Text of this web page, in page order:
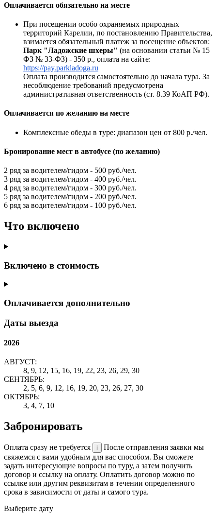
Оплачивается обязательно на месте
При посещении особо охраняемых природных
территорий Карелии, по постановлению Правительства,
взимается обязательный платеж за посещение объектов:
Парк "Ладожские шхеры" (на основании статьи № 15
ФЗ № 33-ФЗ) - 350 р., оплата на сайте:
https://pay.parkladoga.ru
Оплата производится самостоятельно до начала тура. За
несоблюдение требований предусмотрена
административная ответственность (ст. 8.39 КоАП РФ).
Оплачивается по желанию на месте
Комплексные обеды в туре: диапазон цен от 800 р./чел.
Бронирование мест в автобусе (по желанию)
2 ряд за водителем/гидом - 500 руб./чел.
3 ряд за водителем/гидом - 400 руб./чел.
4 ряд за водителем/гидом - 300 руб./чел.
5 ряд за водителем/гидом - 200 руб./чел.
6 ряд за водителем/гидом - 100 руб./чел.
Что включено
Включено в стоимость
Оплачивается дополнительно
Даты выезда
2026
АВГУСТ:
8, 9, 12, 15, 16, 19, 22, 23, 26, 29, 30
СЕНТЯБРЬ:
2, 5, 6, 9, 12, 16, 19, 20, 23, 26, 27, 30
ОКТЯБРЬ:
3, 4, 7, 10
Забронировать
Оплата сразу не требуется i
После отправления заявки мы
свяжемся с вами удобным для вас способом. Вы сможете
задать интересующие вопросы по туру, а затем получить
договор и ссылку на оплату. Оплатить договор можно по
ссылке или другим реквизитам в течении определенного
срока в зависимости от даты и самого тура.
Выберите дату